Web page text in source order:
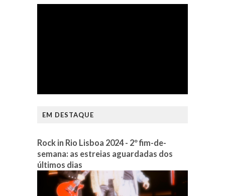
EM DESTAQUE
Rock in Rio Lisboa 2024 - 2º fim-de-
semana: as estreias aguardadas dos
últimos dias